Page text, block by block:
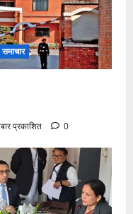
समाचार
प्रकाशित 0